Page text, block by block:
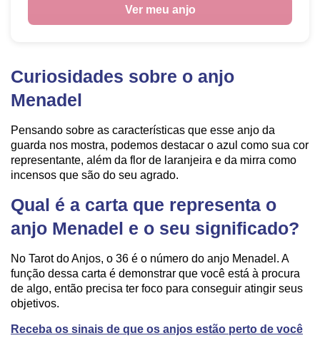
Curiosidades sobre o anjo
Menadel
Pensando sobre as características que esse anjo da
guarda nos mostra, podemos destacar o azul como sua cor
representante, além da flor de laranjeira e da mirra como
incensos que são do seu agrado.
Qual é a carta que representa o
anjo Menadel e o seu significado?
No Tarot do Anjos, o 36 é o número do anjo Menadel. A
função dessa carta é demonstrar que você está à procura
de algo, então precisa ter foco para conseguir atingir seus
objetivos.
Receba os sinais de que os anjos estão perto de você